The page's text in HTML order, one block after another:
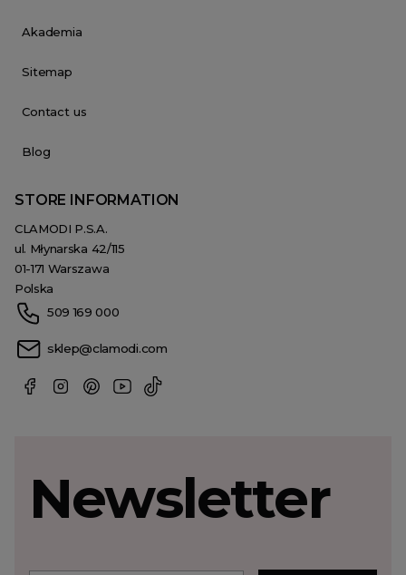
Akademia
Sitemap
Contact us
Blog
STORE INFORMATION
CLAMODI P.S.A.
ul. Młynarska 42/115
01-171 Warszawa
Polska
509 169 000
sklep@clamodi.com
Newsletter